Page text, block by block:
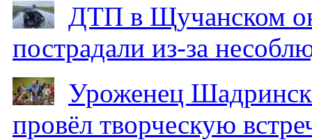
ДТП в Щучанском
пострадали из-за
Уроженец
провёл творческую